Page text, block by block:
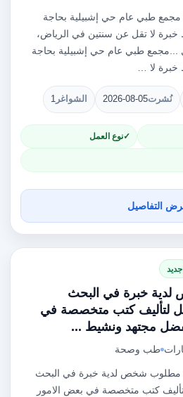
مجمع طبي عام حي إشبيلية بحاجة
لا تقل عن سنتين في الرياض،
5000 ريال ...مجمع طبي عام حي إشبيلية بحاجة
لا …
نُشرت2026-08-05 الشواغر 1
نوع العمل
التفاصيل
جديد
خبرة في البحث
لتأليف كتب متخصصة في
مجتهد ونشيط ...
طب وصحة
مطلوب شخص لدية خبرة في البحث
كتب متخصصة في بعض الامور